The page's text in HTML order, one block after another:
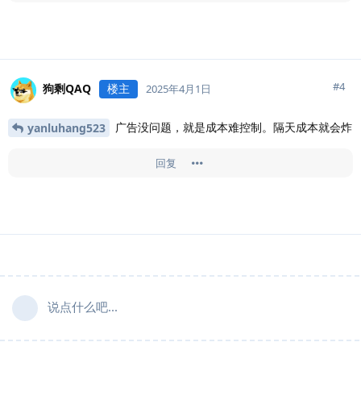
狗剩QAQ 楼主 2025年4月1日 #4
yanluhang523 广告没问题，就是成本难控制。隔天成本就会炸
回复
说点什么吧...